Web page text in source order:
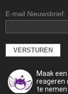
E-mail Nieuwsbrief:
Maak
reageren
te